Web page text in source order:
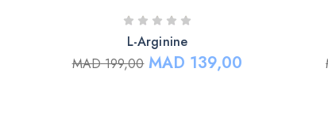
L-Arginine
MAD199,00 MAD 139,00